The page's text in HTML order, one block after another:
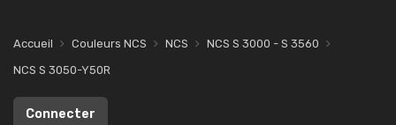
Accueil Couleurs NCS NCS
NCS S 3000 - S 3560
NCS S 3050-Y50R
Connecter